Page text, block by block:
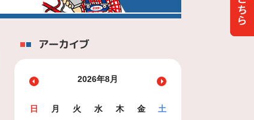
アーカイブ
2026年8月
日 月 火 水 木 金
土